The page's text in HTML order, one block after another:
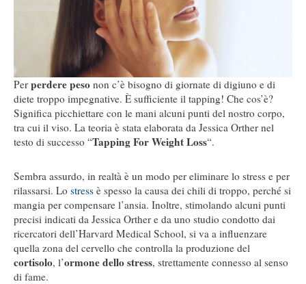
Per perdere peso non c’è bisogno di giornate di digiuno e di
diete troppo impegnative. È sufficiente il tapping! Che cos’è?
Significa picchiettare con le mani alcuni punti del nostro corpo,
tra cui il viso. La teoria è stata elaborata da Jessica Orther nel
testo di successo “Tapping For Weight Loss“.
Sembra assurdo, in realtà è un modo per eliminare lo stress e per
rilassarsi. Lo stress è spesso la causa dei chili di troppo, perché si
mangia per compensare l’ansia. Inoltre, stimolando alcuni punti
precisi indicati da Jessica Orther e da uno studio condotto dai
ricercatori dell’Harvard Medical School, si va a influenzare
quella zona del cervello che controlla la produzione del
cortisolo, l’ormone dello stress, strettamente connesso al senso
di fame.